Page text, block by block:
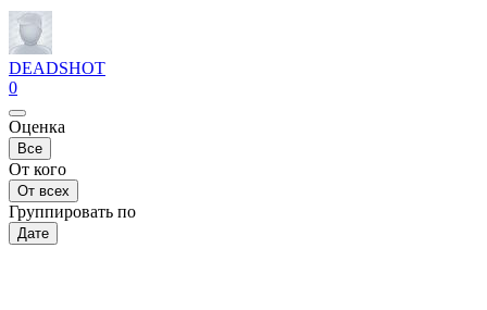
DEADSHOT
0
Оценка
Все
От кого
От всех
Группировать по
Дате